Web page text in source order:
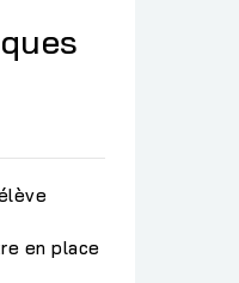
en place